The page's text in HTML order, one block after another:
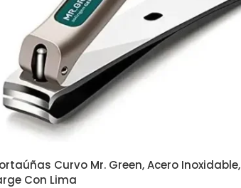
Curvo Mr. Green, Acero Inoxidable,
Con Lima